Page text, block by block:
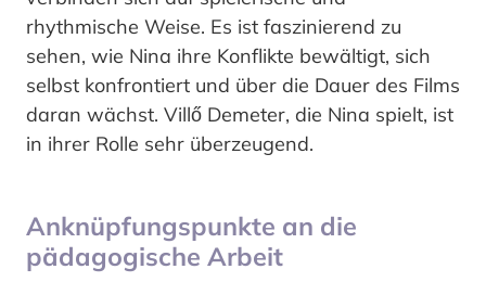
rhythmische Weise. Es ist faszinierend zu
sehen, wie Nina ihre Konflikte bewältigt, sich
selbst konfrontiert und über die Dauer des Films
daran wächst. Villő Demeter, die Nina spielt, ist
in ihrer Rolle sehr überzeugend.
Anknüpfungspunkte an die
pädagogische Arbeit